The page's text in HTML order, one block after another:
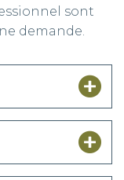
sont
demande.